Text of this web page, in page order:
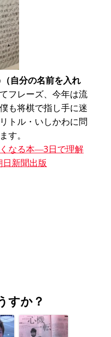
自分の名前を入れ
フレーズ、今年は流
も将棋で指し手に迷
トル・いしかわに問
す。
なる本―3日で理解
新聞出版
すか？